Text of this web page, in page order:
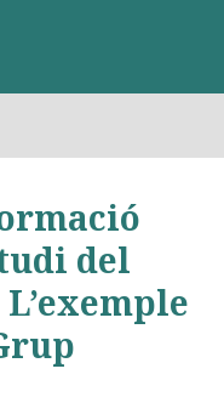
del